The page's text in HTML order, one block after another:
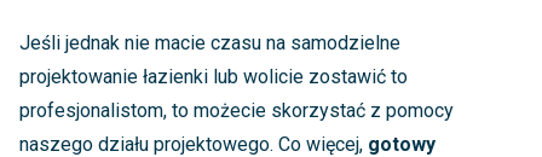
Jeśli jednak nie macie czasu na samodzielne
projektowanie łazienki lub wolicie zostawić to
profesjonalistom, to możecie skorzystać z pomocy
naszego działu projektowego. Co więcej, gotowy